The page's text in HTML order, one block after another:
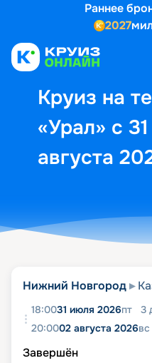
Раннее
2027
Круиз на
«Урал» с
августа
Нижний Новгород
18:0031 июля 2026пт 3
20:0002 августа 2026вс
Завершён